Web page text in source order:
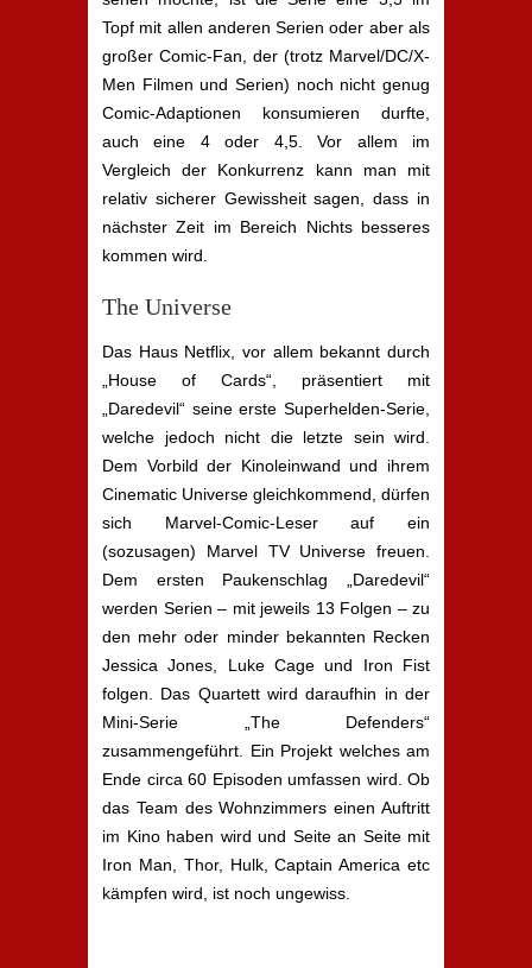
Topf mit allen anderen Serien oder aber als
großer Comic-Fan, der (trotz Marvel/DC/X-
Men Filmen und Serien) noch nicht genug
Comic-Adaptionen konsumieren durfte,
auch eine 4 oder 4,5. Vor allem im
Vergleich der Konkurrenz kann man mit
relativ sicherer Gewissheit sagen, dass in
nächster Zeit im Bereich Nichts besseres
kommen wird.
The Universe
Das Haus Netflix, vor allem bekannt durch
„House of Cards“, präsentiert mit
„Daredevil“ seine erste Superhelden-Serie,
welche jedoch nicht die letzte sein wird.
Dem Vorbild der Kinoleinwand und ihrem
Cinematic Universe gleichkommend, dürfen
sich Marvel-Comic-Leser auf ein
(sozusagen) Marvel TV Universe freuen.
Dem ersten Paukenschlag „Daredevil“
werden Serien – mit jeweils 13 Folgen – zu
den mehr oder minder bekannten Recken
Jessica Jones, Luke Cage und Iron Fist
folgen. Das Quartett wird daraufhin in der
Mini-Serie „The Defenders“
zusammengeführt. Ein Projekt welches am
Ende circa 60 Episoden umfassen wird. Ob
das Team des Wohnzimmers einen Auftritt
im Kino haben wird und Seite an Seite mit
Iron Man, Thor, Hulk, Captain America etc
kämpfen wird, ist noch ungewiss.